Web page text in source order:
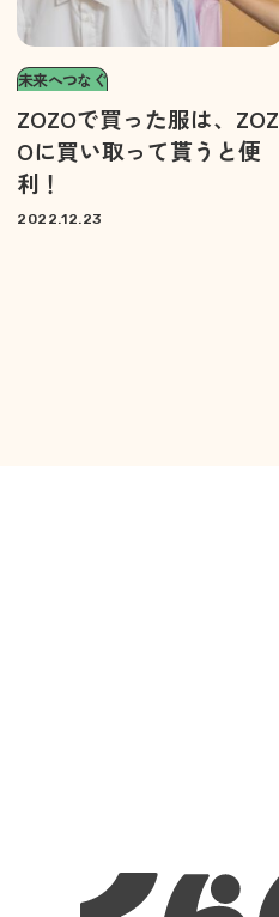
未来へつなぐ
ZOZOで買った服は、ZOZ
Oに買い取って貰うと便
利！
2022.12.23